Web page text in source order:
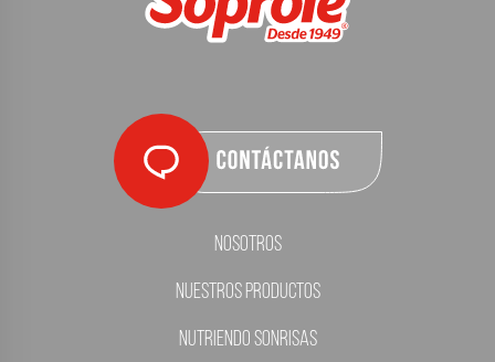
Nosotros
Nuestros Productos
Nutriendo Sonrisas